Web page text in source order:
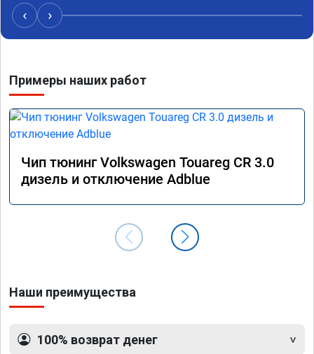
‹ ›
Примеры наших работ
Чип тюнинг Volkswagen Touareg CR 3.0
дизель и отключение Adblue
Наши преимущества
100% возврат денег